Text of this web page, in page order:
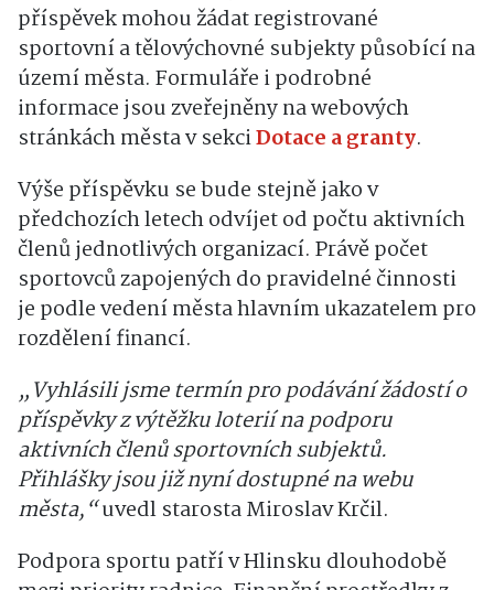
příspěvek mohou žádat registrované
sportovní a tělovýchovné subjekty působící na
území města. Formuláře i podrobné
informace jsou zveřejněny na webových
stránkách města v sekciDotace a granty.
Výše příspěvku se bude stejně jako v
předchozích letech odvíjet od počtu aktivních
členů jednotlivých organizací. Právě počet
sportovců zapojených do pravidelné činnosti
je podle vedení města hlavním ukazatelem pro
rozdělení financí.
„Vyhlásili jsme termín pro podávání žádostí o
příspěvky z výtěžku loterií na podporu
aktivních členů sportovních subjektů.
Přihlášky jsou již nyní dostupné na webu
města,“uvedl starostaMiroslav Krčil.
Podpora sportu patří v Hlinsku dlouhodobě